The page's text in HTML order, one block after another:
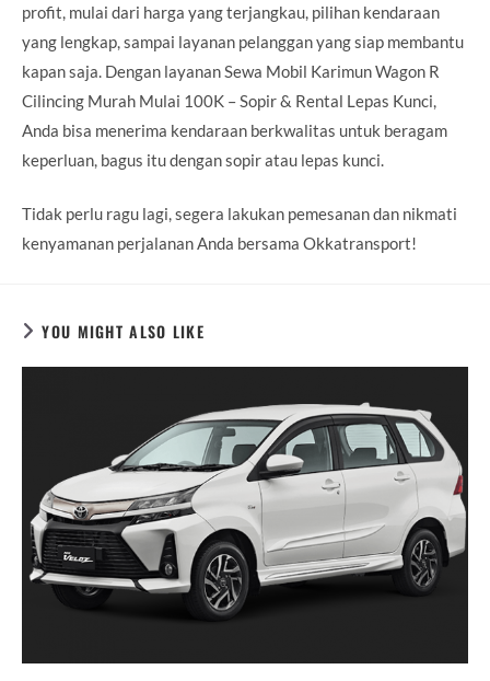
profit, mulai dari harga yang terjangkau, pilihan kendaraan
yang lengkap, sampai layanan pelanggan yang siap membantu
kapan saja. Dengan layanan Sewa Mobil Karimun Wagon R
Cilincing Murah Mulai 100K – Sopir & Rental Lepas Kunci,
Anda bisa menerima kendaraan berkwalitas untuk beragam
keperluan, bagus itu dengan sopir atau lepas kunci.
Tidak perlu ragu lagi, segera lakukan pemesanan dan nikmati
kenyamanan perjalanan Anda bersama Okkatransport!
YOU MIGHT ALSO LIKE